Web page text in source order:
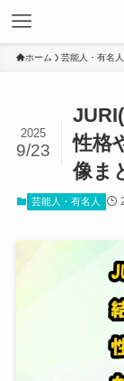
ホーム 芸能人・有名人
性格
像ま
2025
9/23
芸能人・有名人